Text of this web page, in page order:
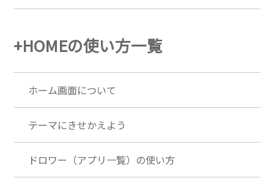
+HOMEの使い方一覧
ホーム画面について
テーマにきせかえよう
ドロワー（アプリ一覧）の使い方